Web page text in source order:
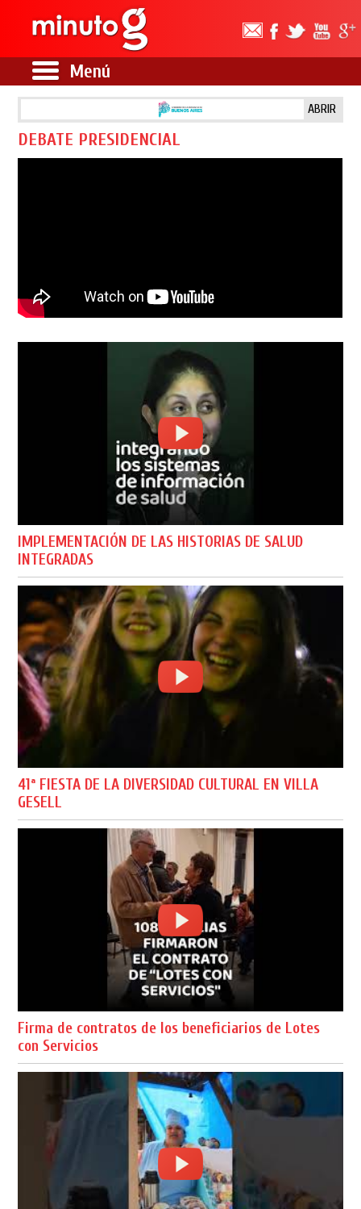
Menú
ABRIR
DEBATE PRESIDENCIAL
IMPLEMENTACIÓN DE LAS HISTORIAS DE SALUD
INTEGRADAS
41ª FIESTA DE LA DIVERSIDAD CULTURAL EN VILLA
GESELL
Firma de contratos de los beneficiarios de Lotes
con Servicios